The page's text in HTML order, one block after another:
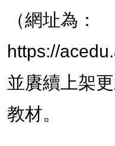
（網址為：
https://
並賡續上架
教材。